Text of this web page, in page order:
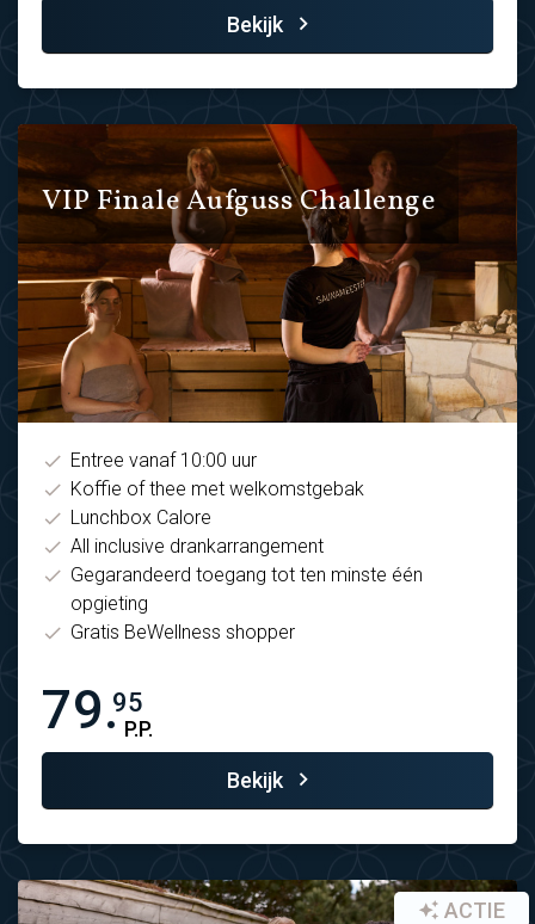
Bekijk
VIP Finale Aufguss Challenge
Entree vanaf 10:00 uur
Koffie of thee met welkomstgebak
Lunchbox Calore
All inclusive drankarrangement
Gegarandeerd toegang tot ten minste één
opgieting
Gratis BeWellness shopper
79.95
P.P.
Bekijk
ACTIE